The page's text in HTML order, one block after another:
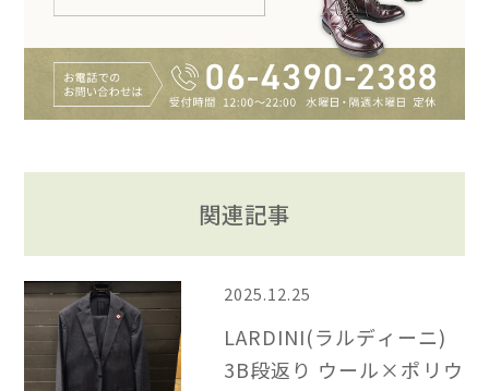
関連記事
2025.12.25
LARDINI(ラルディーニ)
3B段返り ウール×ポリウ